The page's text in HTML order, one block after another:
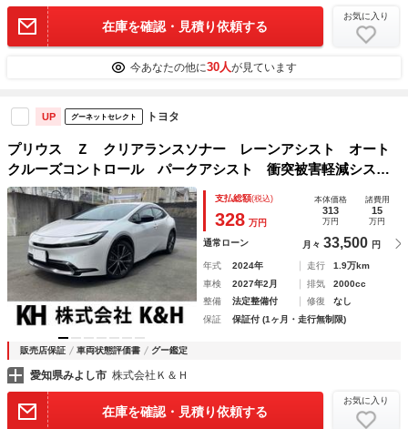
在庫を確認・見積り依頼する
お気に入り
今あなたの他に30人が見ています
UP グーネットセレクト トヨタ
プリウス Ｚ クリアランスソナー レーンアシスト オート
クルーズコントロール パークアシスト 衝突被害軽減システ
ム 全周囲カメラ ナビ ＴＶ アルミホイール オートライ
ト ＬＥＤヘッドランプ ＣＶＴ シートヒーター
支払総額(税込)
328 万円
本体価格
313
万円
諸費用
15
万円
通常ローン 月々 33,500 円
年式 2024年 走行
1.9万km
車検
2027年2月 排気
2000cc
整備
法定整備付 修復
なし
保証
保証付 (1ヶ月・走行無制限)
販売店保証 車両状態評価書 グー鑑定
愛知県みよし市 株式会社Ｋ＆Ｈ
在庫を確認・見積り依頼する
お気に入り